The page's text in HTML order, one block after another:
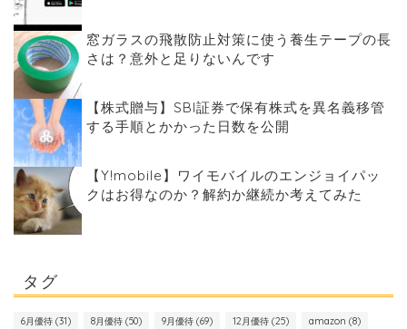
窓ガラスの飛散防止対策に使う養生テープの長
さは？意外と足りないんです
【株式贈与】SBI証券で保有株式を異名義移管
する手順とかかった日数を公開
【Y!mobile】ワイモバイルのエンジョイパッ
クはお得なのか？解約か継続か考えてみた
タグ
6月優待 (31) 8月優待 (50) 9月優待 (69) 12月優待 (25) amazon (8)